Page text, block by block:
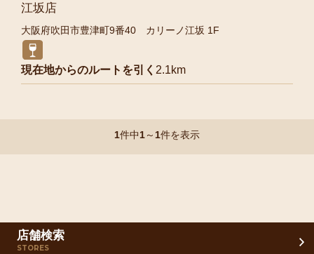
江坂店
大阪府吹田市豊津町9番40 カリーノ江坂 1F
現在地からのルートを引く 2.1km
1件中1～1件を表示
店舗検索
STORES